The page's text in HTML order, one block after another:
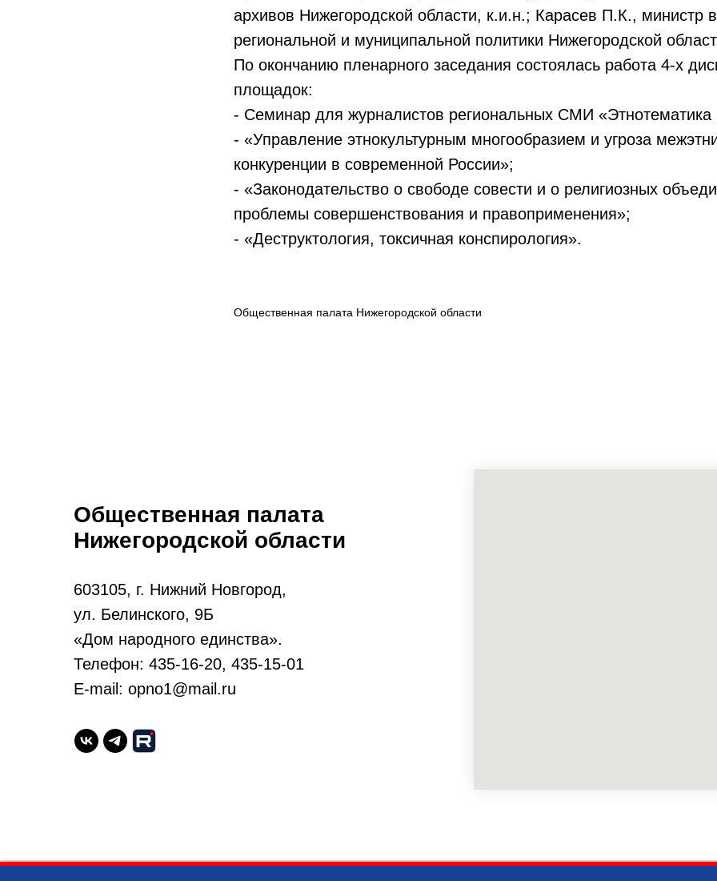
архивов Нижегородской области, к.и.н.; Карасев П.К., министр
региональной и муниципальной политики Нижегородской
По окончанию пленарного заседания состоялась работа 4-х
площадок:
- Семинар для журналистов региональных СМИ
- «Управление этнокультурным многообразием и угроза
конкуренции в современной России»;
- «Законодательство о свободе совести и о религиозных
проблемы совершенствования и правоприменения»;
- «Деструктология, токсичная конспирология».
Общественная палата Нижегородской области
Общественная палата
Нижегородской области
603105, г. Нижний Новгород,
ул. Белинского, 9Б
«Дом народного единства».
Телефон: 435-16-20, 435-15-01
E-mail: opno1@mail.ru